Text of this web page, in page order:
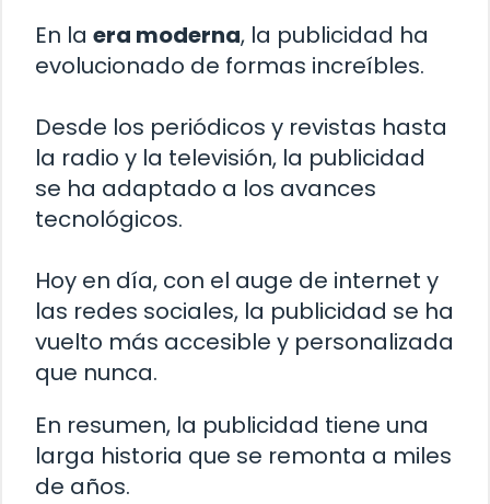
En la era moderna, la publicidad ha
evolucionado de formas increíbles.
Desde los periódicos y revistas hasta
la radio y la televisión, la publicidad
se ha adaptado a los avances
tecnológicos.
Hoy en día, con el auge de internet y
las redes sociales, la publicidad se ha
vuelto más accesible y personalizada
que nunca.
En resumen, la publicidad tiene una
larga historia que se remonta a miles
de años.